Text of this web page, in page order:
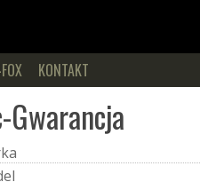
KONTAKT
ka
el